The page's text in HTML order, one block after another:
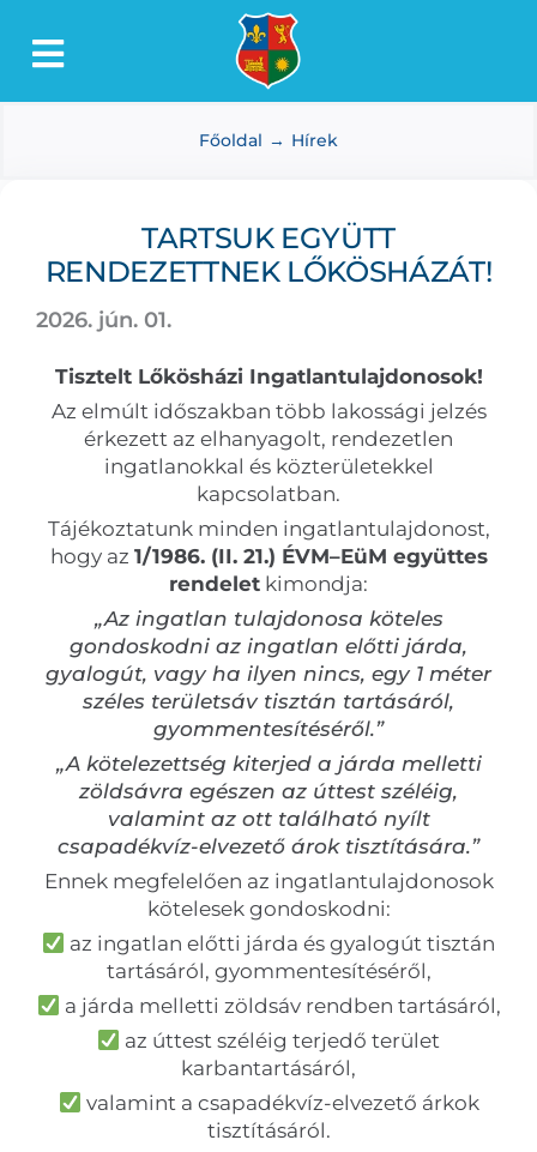
Toggle
Lőkösháza
Dokumentumtár
Főoldal Hírek
TARTSUK EGYÜTT
RENDEZETTNEK LŐKÖSHÁZÁT!
2026. jún. 01.
Tisztelt Lőkösházi Ingatlantulajdonosok!
Az elmúlt időszakban több lakossági jelzés
érkezett az elhanyagolt, rendezetlen
ingatlanokkal és közterületekkel
kapcsolatban.
Tájékoztatunk minden ingatlantulajdonost,
hogy az 1/1986. (II. 21.) ÉVM–EüM együttes
rendelet kimondja:
„Az ingatlan tulajdonosa köteles
gondoskodni az ingatlan előtti járda,
gyalogút, vagy ha ilyen nincs, egy 1 méter
széles területsáv tisztán tartásáról,
gyommentesítéséről.”
„A kötelezettség kiterjed a járda melletti
zöldsávra egészen az úttest széléig,
valamint az ott található nyílt
csapadékvíz-elvezető árok tisztítására.”
Ennek megfelelően az ingatlantulajdonosok
kötelesek gondoskodni:
az ingatlan előtti járda és gyalogút tisztán
tartásáról, gyommentesítéséről,
a járda melletti zöldsáv rendben tartásáról,
az úttest széléig terjedő terület
karbantartásáról,
valamint a csapadékvíz-elvezető árkok
tisztításáról.